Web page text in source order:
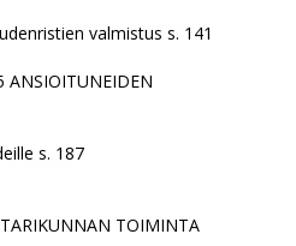
valmistus s. 141
ANSIOITUNEIDEN
s. 187
TOIMINTA